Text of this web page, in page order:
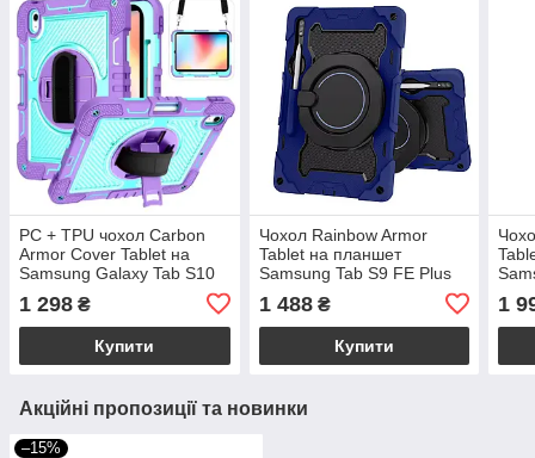
PC + TPU чохол Carbon
Armor Cover Tablet на
Samsung Galaxy Tab S10
FE (10.9") / фіолетовий +
бірюзовий
1 298 ₴
Купити
Чохол Rainbow Armor
Tablet на планшет
Samsung Tab S9 FE Plus
1 488₴
Купити
1
Акційні пропозиції та новинки
–15%